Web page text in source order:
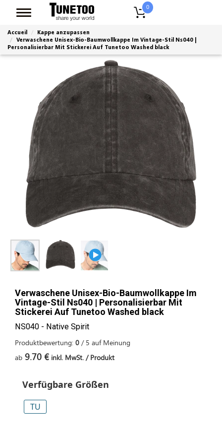
0
Accueil
Kappe anzupassen
Verwaschene Unisex-Bio-Baumwollkappe Im Vintage-Stil Ns040 |
Personalisierbar Mit Stickerei Auf Tunetoo Washed black
Verwaschene Unisex-Bio-Baumwollkappe Im
Vintage-Stil Ns040 | Personalisierbar Mit
Stickerei Auf Tunetoo Washed black
NS040 - Native Spirit
Produktbewertung: 0 / 5 auf Meinung
ab 9.70 € inkl. MwSt. / Produkt
Verfügbare Größen
TU